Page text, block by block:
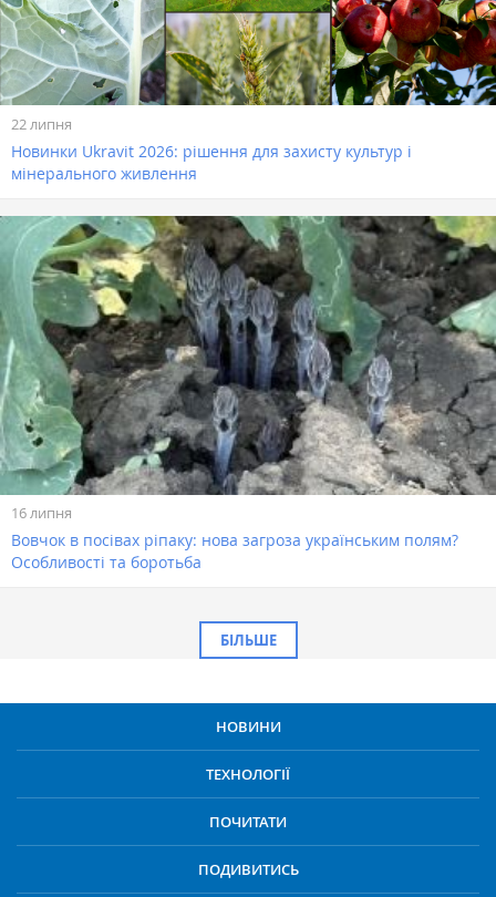
22 липня
Новинки Ukravit 2026: рішення для захисту культур і
мінерального живлення
16 липня
Вовчок в посівах ріпаку: нова загроза українським полям?
Особливості та боротьба
БІЛЬШЕ
НОВИНИ
ТЕХНОЛОГІЇ
ПОЧИТАТИ
ПОДИВИТИСЬ